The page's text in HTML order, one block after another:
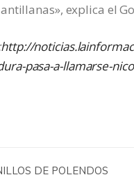
explica el
http://
pasa-a-llamarse-
DE POLENDOS